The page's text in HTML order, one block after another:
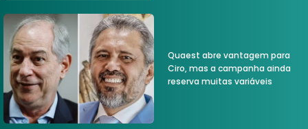
Quaest abre vantagem para
Ciro, mas a campanha ainda
reserva muitas variáveis